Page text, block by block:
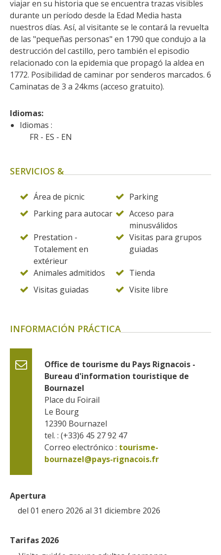
De la valle del Lot al País
Decazeville – Aubin
Patrimonio mundial de la
UNESCO
viajar en su historia que se encuentra trazas visibles
durante un período desde la Edad Media hasta
nuestros días. Así, al visitante se le contará la revuelta
de las "pequeñas personas" en 1790 que condujo a la
destrucción del castillo, pero también el episodio
relacionado con la epidemia que propagó la aldea en
1772. Posibilidad de caminar por senderos marcados. 6
Caminatas de 3 a 24kms (acceso gratuito).
Idiomas:
Idiomas :
FR
ES EN
SERVICIOS &
Área de picnic
Parking
Parking para autocar
Acceso para
minusválidos
Prestation -
Totalement en
extérieur
Visitas para grupos
guiadas
Animales admitidos
Tienda
Visitas guiadas
Visite libre
INFORMACIÓN PRÁCTICA
Office de tourisme du Pays Rignacois -
Bureau d'information touristique de
Bournazel
Place du Foirail
Le Bourg
12390 Bournazel
tel. : (+33)6 45 27 92 47
Correo electrónico : tourisme-
bournazel@pays-rignacois.fr
Apertura
del 01 enero 2026 al 31 diciembre 2026
Tarifas 2026